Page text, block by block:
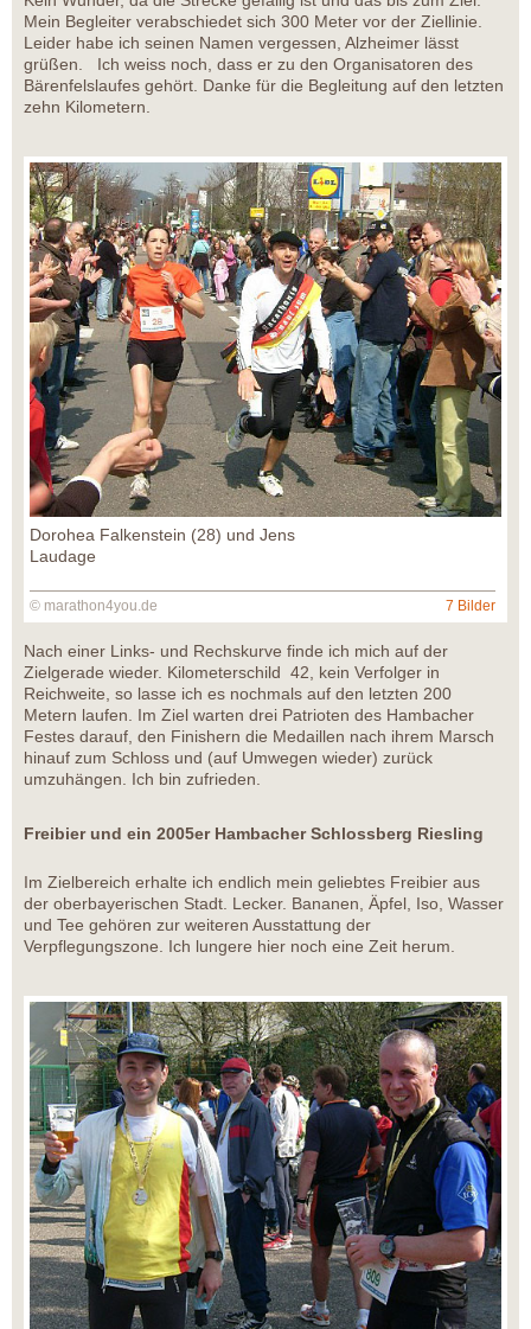
Mein Begleiter verabschiedet sich 300 Meter vor der Ziellinie.
Leider habe ich seinen Namen vergessen, Alzheimer lässt
grüßen. Ich weiss noch, dass er zu den Organisatoren des
Bärenfelslaufes gehört. Danke für die Begleitung auf den letzten
zehn Kilometern.
Dorohea Falkenstein (28) und Jens
Laudage
© marathon4you.de 7 Bilder
Nach einer Links- und Rechskurve finde ich mich auf der
Zielgerade wieder. Kilometerschild 42, kein Verfolger in
Reichweite, so lasse ich es nochmals auf den letzten 200
Metern laufen. Im Ziel warten drei Patrioten des Hambacher
Festes darauf, den Finishern die Medaillen nach ihrem Marsch
hinauf zum Schloss und (auf Umwegen wieder) zurück
umzuhängen. Ich bin zufrieden.
Freibier und ein 2005er Hambacher Schlossberg Riesling
Im Zielbereich erhalte ich endlich mein geliebtes Freibier aus
der oberbayerischen Stadt. Lecker. Bananen, Äpfel, Iso, Wasser
und Tee gehören zur weiteren Ausstattung der
Verpflegungszone. Ich lungere hier noch eine Zeit herum.